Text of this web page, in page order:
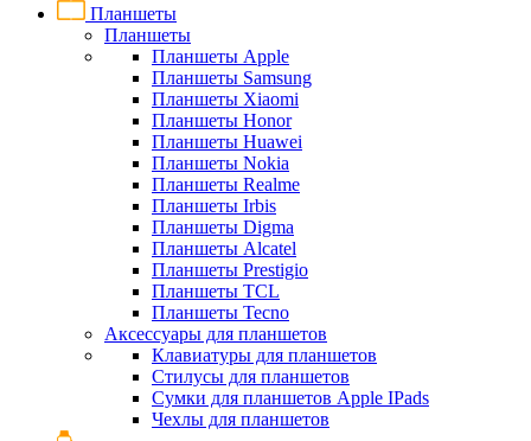
Планшеты
Планшеты
Планшеты Apple
Планшеты Samsung
Планшеты Xiaomi
Планшеты Honor
Планшеты Huawei
Планшеты Nokia
Планшеты Realme
Планшеты Irbis
Планшеты Digma
Планшеты Alcatel
Планшеты Prestigio
Планшеты TCL
Планшеты Tecno
Аксессуары для планшетов
Клавиатуры для планшетов
Стилусы для планшетов
Сумки для планшетов Apple IPads
Чехлы для планшетов